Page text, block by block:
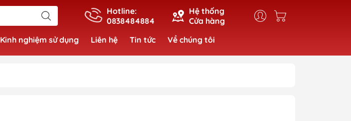
Hotline:
0838484884
Hệ thống
Cửa hàng
Kinh nghiệm sử dụng Liên hệ Tin tức Về chúng tôi